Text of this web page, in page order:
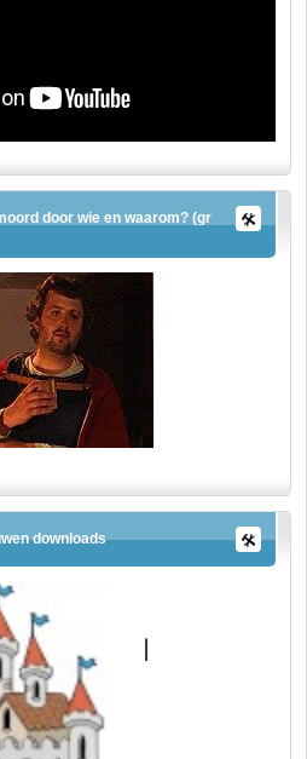
door wie en waarom? (gr
downloads